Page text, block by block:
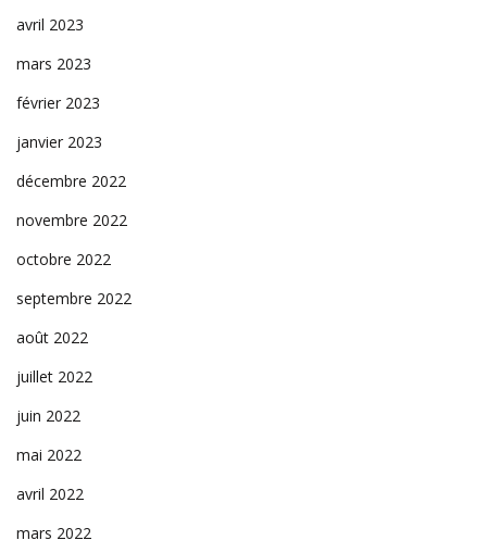
avril 2023
mars 2023
février 2023
janvier 2023
décembre 2022
novembre 2022
octobre 2022
septembre 2022
août 2022
juillet 2022
juin 2022
mai 2022
avril 2022
mars 2022